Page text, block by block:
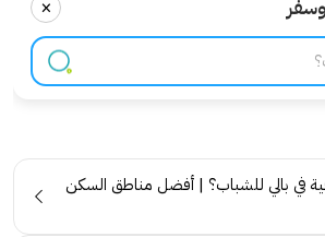
×
في بالي للشباب؟ | أفضل مناطق السكن